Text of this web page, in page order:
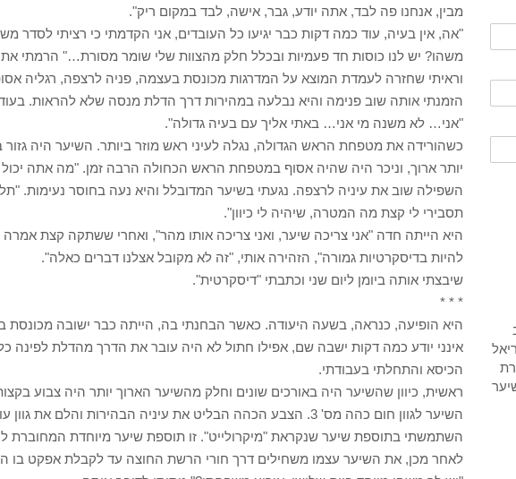
מבין, אנחנו פה לבד, אתה יודע, גבר, אישה, לבד במקום ריק".
"אה, אין בעיה, עוד כמה דקות כבר יגיעו כל העובדים, אני הקדמתי כי רציתי לסדר
משהו? יש לנו כוסות חד פעמיות ובכלל חלק מהצוות שלי שומר מסורת…" הרמתי את
וראיתי שחזרה לעמדת המוצא על המדרגות מכונסת בעצמה, פניה לרצפה, רגליה
הזמנתי אותה שוב פנימה והיא נבלעה במהירות דרך הדלת מנסה שלא להראות.
"אני… לא משנה מי אני… באתי אליך עם בעיה גדולה".
כשהורידה את מטפחת הראש הגדולה, נגלה לעיני ראש מוזר ביותר. השיער היה גזור
יותר ארוך, וניכר היה שהיה אסוף במטפחת הראש הכחולה הרבה זמן. "מה אתה
השפילה שוב את עיניה לרצפה. נגעתי בשיער המדובלל והיא נעה בחוסר נעימות.
תסבירי לי קצת מה המטרה, שיהיה לי כיוון".
היא הייתה חדה "אני צריכה שיער, ואני צריכה אותו מהר", ואחרי ששתקה קצת אמרה
להיות בדיסקרטיות גמורה", הזהירה אותי, "זה לא מקובל אצלנו דברים כאלה".
שיבצתי אותה ביומן ליום שני וכתבתי "דיסקרטית".
* * *
היא הופיעה, כנראה, בשעה היעודה. כאשר הבחנתי בה, הייתה כבר ישובה מכונסת
אינני יודע כמה דקות ישבה שם, אפילו חתול לא היה עובר את הדרך מהדלת
הכיסא והתחלתי בעבודתי.
ראשית, כיוון שהשיער היה באורכים שונים וחלק מהשיער הארוך יותר היה צבוע
השיער לגוון חום כהה מס' 3. הצבע הכהה הבליט את עיניה הבהירות
השתמשתי בתוספת שיער שנקראת "מיקרולייט". זו תוספת שיער מיוחדת המחוברת
לאחר מכן, את השיער עצמו משחילים דרך חורי הרשת החוצה עד לקבלת אפקט בו